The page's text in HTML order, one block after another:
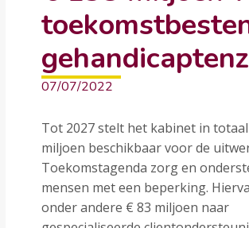
07/07/2022
Tot 2027 stelt het kabinet in
miljoen beschikbaar voor de
Toekomstagenda zorg en
mensen met een beperking.
onder andere € 83 miljoen naar